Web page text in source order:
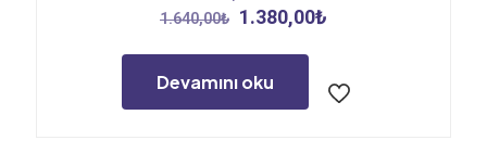
1.640,00₺ Orijinal
1.640,00₺.
1.380,00₺
Devamını oku